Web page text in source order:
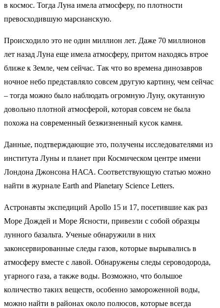
в космос. Тогда Луна имела атмосферу, по плотности
превосходившую марсианскую.
Происходило это не один миллион лет. Даже 70 миллионов
лет назад Луна еще имела атмосферу, притом находясь втрое
ближе к Земле, чем сейчас. Так что во времена динозавров
ночное небо представляло совсем другую картину, чем сейчас
– тогда можно было наблюдать огромную Луну, окутанную
довольно плотной атмосферой, которая совсем не была
похожа на современный безжизненный кусок камня.
Данные, подтверждающие это, получены исследователями из
института Луны и планет при Космическом центре имени
Лондона Джонсона НАСА. Соответствующую статью можно
найти в журнале Earth and Planetary Science Letters.
Астронавты экспедиций Apollo 15 и 17, посетившие как раз
Море Дождей и Море Ясности, привезли с собой образцы
лунного базальта. Ученые обнаружили в них
законсервированные следы газов, которые вырывались в
атмосферу вместе с лавой. Обнаружены следы сероводорода,
угарного газа, а также воды. Возможно, что большое
количество таких веществ, особенно замороженной воды,
можно найти в районах около полюсов, которые всегда